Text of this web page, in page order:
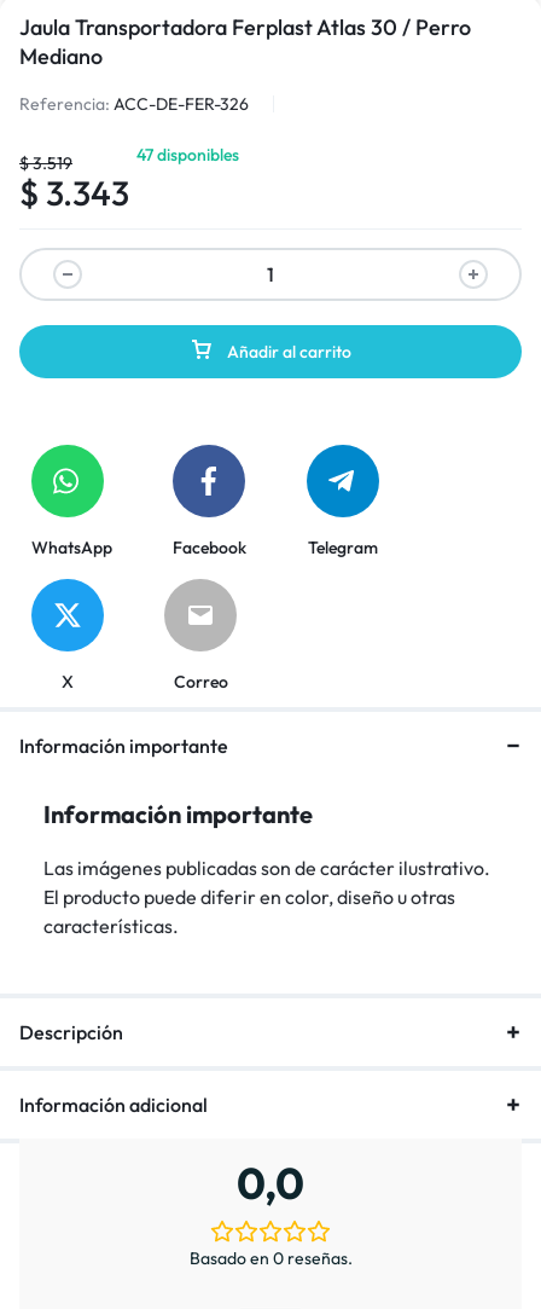
Jaula Transportadora Ferplast Atlas 30 / Perro
Mediano
Referencia: ACC-DE-FER-326
$3.519
$ 3.343
47 disponibles
Añadir al carrito
WhatsApp Facebook Telegram
X Correo
Información importante
Información importante
Las imágenes publicadas son de carácter ilustrativo.
El producto puede diferir en color, diseño u otras
características.
Descripción
Información adicional
0,0
Basado en 0 reseñas.